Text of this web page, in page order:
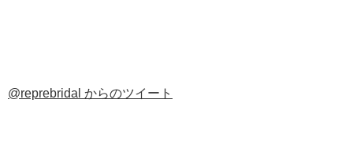
@reprebridal からのツイート